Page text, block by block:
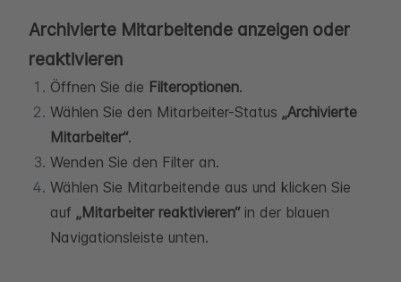
Archivierte Mitarbeitende anzeigen oder
reaktivieren
Öffnen Sie die Filteroptionen.
Wählen Sie den Mitarbeiter-Status „Archivierte
Mitarbeiter“.
Wenden Sie den Filter an.
Wählen Sie Mitarbeitende aus und klicken Sie
auf „Mitarbeiter reaktivieren“ in der blauen
Navigationsleiste unten.